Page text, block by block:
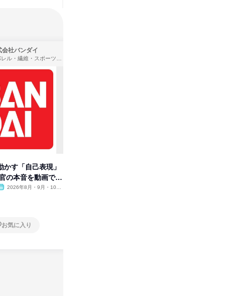
会社バンダイ
かす「自己表現」
の本音を動画で公
2026年8月・9月・10
お気に入り